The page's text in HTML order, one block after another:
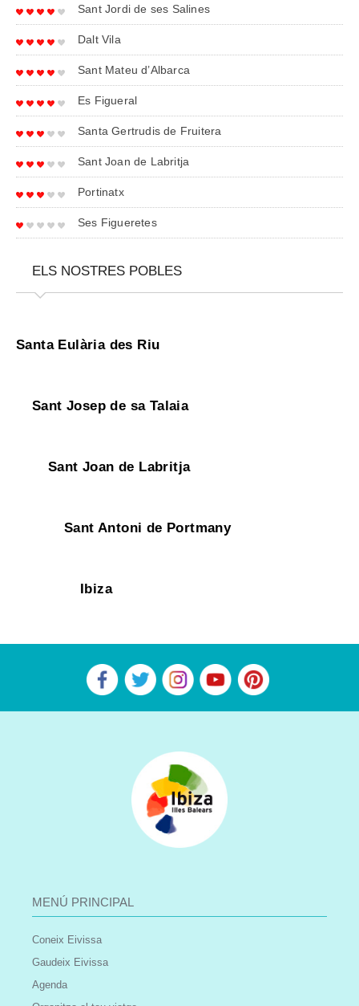
Sant Jordi de ses Salines
Dalt Vila
Sant Mateu d’Albarca
Es Figueral
Santa Gertrudis de Fruitera
Sant Joan de Labritja
Portinatx
Ses Figueretes
ELS NOSTRES POBLES
Santa Eulària des Riu
Sant Josep de sa Talaia
Sant Joan de Labritja
Sant Antoni de Portmany
Ibiza
MENÚ PRINCIPAL
Coneix Eivissa
Gaudeix Eivissa
Agenda